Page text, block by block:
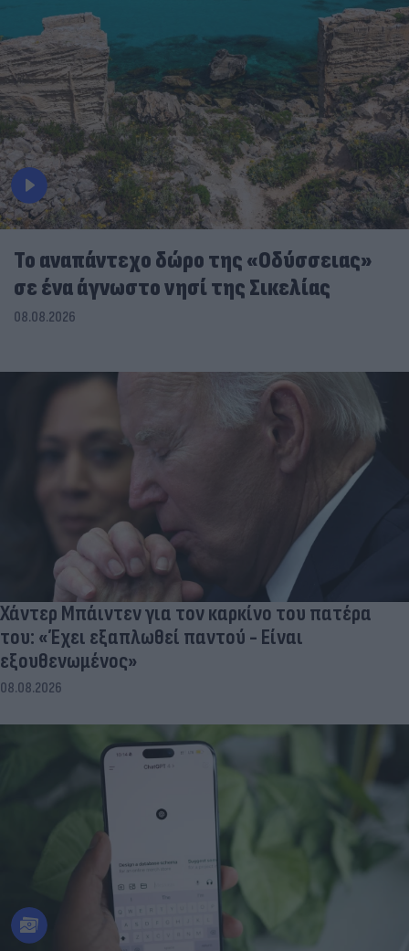
To αναπάντεχο δώρο της «Οδύσσειας»
σε ένα άγνωστο νησί της Σικελίας
08.08.2026
Χάντερ Μπάιντεν για τον καρκίνο του πατέρα
του: «Έχει εξαπλωθεί παντού - Είναι
εξουθενωμένος»
08.08.2026